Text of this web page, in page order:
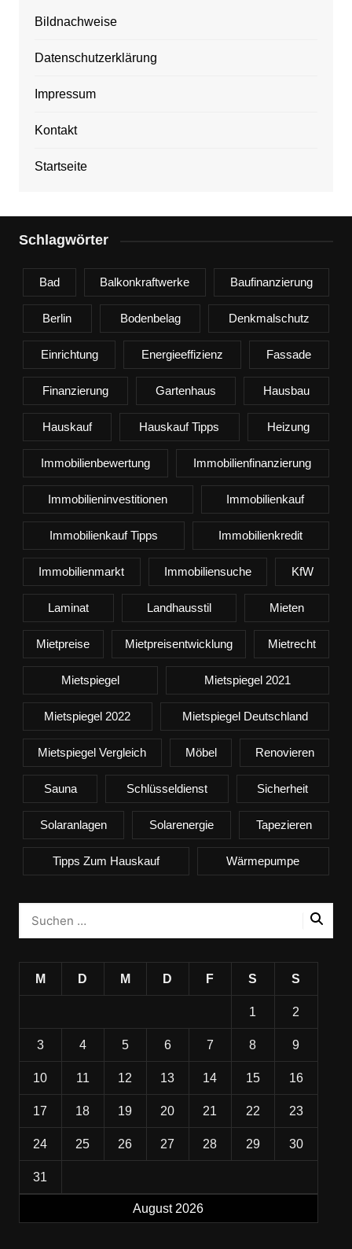
Bildnachweise
Datenschutzerklärung
Impressum
Kontakt
Startseite
Schlagwörter
Bad Balkonkraftwerke Baufinanzierung
Berlin Bodenbelag Denkmalschutz
Einrichtung Energieeffizienz Fassade
Finanzierung Gartenhaus Hausbau
Hauskauf Hauskauf Tipps Heizung
Immobilienbewertung Immobilienfinanzierung
Immobilieninvestitionen Immobilienkauf
Immobilienkauf Tipps Immobilienkredit
Immobilienmarkt Immobiliensuche KfW
Laminat Landhausstil Mieten
Mietpreise Mietpreisentwicklung Mietrecht
Mietspiegel Mietspiegel 2021
Mietspiegel 2022 Mietspiegel Deutschland
Mietspiegel Vergleich Möbel Renovieren
Sauna Schlüsseldienst Sicherheit
Solaranlagen Solarenergie Tapezieren
Tipps Zum Hauskauf Wärmepumpe
August 2026
M D M D F S S
1 2
3 4 5 6 7 8 9
10 11 12 13 14 15 16
17 18 19 20 21 22 23
24 25 26 27 28 29 30
31